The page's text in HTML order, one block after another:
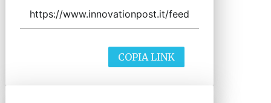
COPIA LINK